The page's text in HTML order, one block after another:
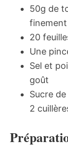
50g de
finement
20
Une
Sel et
goût
Sucre
2